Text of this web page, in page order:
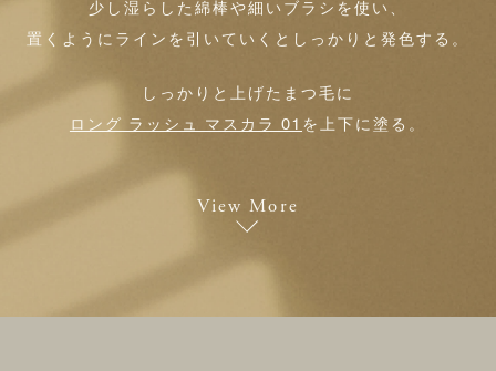
少し湿らした綿棒や細いブラシを使い、
置くようにラインを引いていくとしっかりと発色する。
しっかりと上げたまつ毛に
ロング ラッシュ マスカラ 01 を上下に塗る。
View More